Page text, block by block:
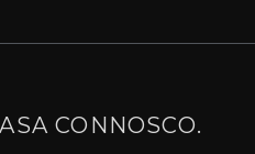
CONNOSCO.